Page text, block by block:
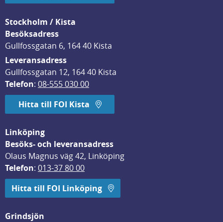
Stockholm / Kista
Besöksadress
Gullfossgatan 6, 164 40 Kista
Leveransadress
Gullfossgatan 12, 164 40 Kista
Telefon: 08-555 030 00
Hitta till FOI Kista
Linköping
Besöks- och leveransadress
Olaus Magnus väg 42, Linköping
Telefon: 013-37 80 00
Hitta till FOI Linköping
Grindsjön